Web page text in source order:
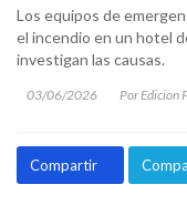
Los equipos de
el incendio en un hotel
investigan las causas.
03/06/2026 Por Edicion
Compartir